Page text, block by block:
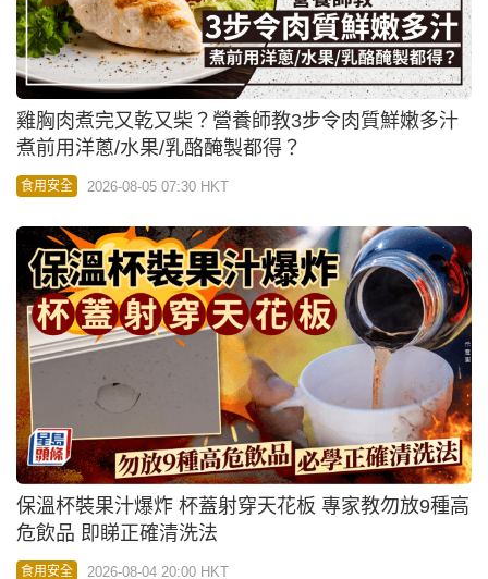
雞胸肉煮完又乾又柴？營養師教3步令肉質鮮嫩多汁
煮前用洋蔥/水果/乳酪醃製都得？
食用安全 2026-08-05 07:30 HKT
保溫杯裝果汁爆炸 杯蓋射穿天花板 專家教勿放9種高
危飲品 即睇正確清洗法
食用安全 2026-08-04 20:00 HKT